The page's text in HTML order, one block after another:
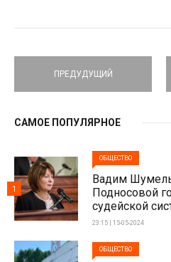
ПРЕДУДУЩИЙ
САМОЕ ПОПУЛЯРНОЕ
ОБЩЕСТВО
Вадим
Подносовой
судейской
23:15 | 15-05-2024
1
ОБЩЕСТВО